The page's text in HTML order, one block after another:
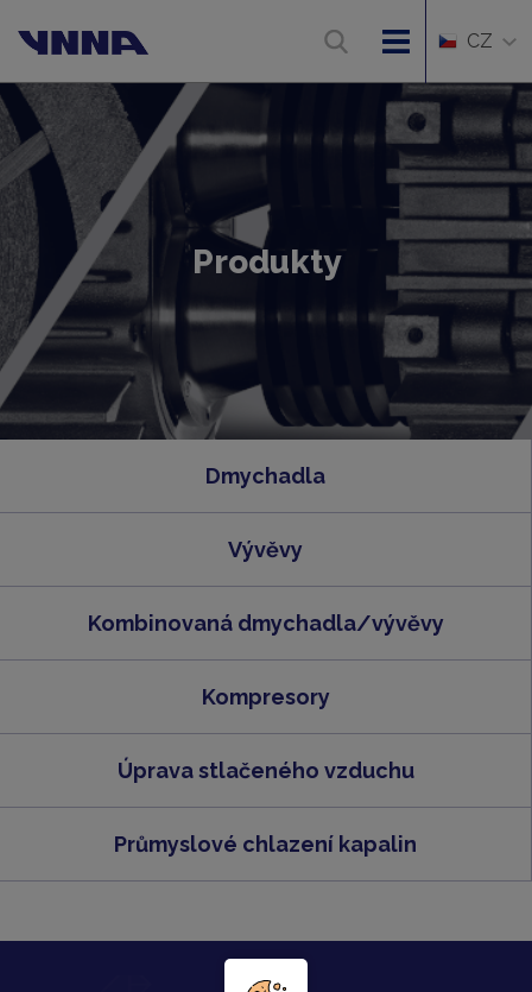
CZ
Produkty
Dmychadla
Vývěvy
Kombinovaná dmychadla/vývěvy
Kompresory
Úprava stlačeného vzduchu
Průmyslové chlazení kapalin